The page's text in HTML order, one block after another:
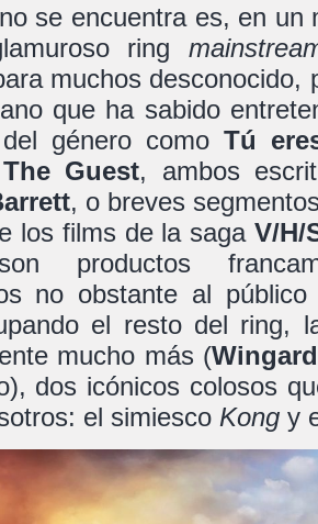
se encuentra es, en un
ring
muchos desconocido,
que ha sabido
género como Tú
The Guest, ambos
, o breves
los films de la sagaV/H/
productos
no obstante al
el resto del ring,
mucho más (Wingard
dos icónicos colosos
el simiesco Kongy